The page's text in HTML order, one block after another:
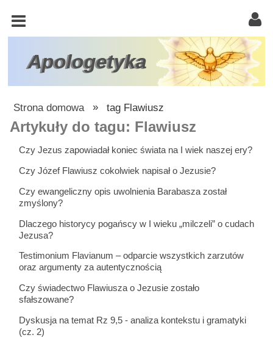
Apologetyka
KOŚCIÓŁ
KATOLICKI
TRÓJCA
ŚWIĘTA
ATEIZM
ŚWIADKOWIE
JEHOWY
W
OBRONIE
WIARY
Strona domowa » tag Flawiusz
Artykuły do tagu: Flawiusz
Czy Jezus zapowiadał koniec świata na I wiek naszej ery?
Czy Józef Flawiusz cokolwiek napisał o Jezusie?
Czy ewangeliczny opis uwolnienia Barabasza został
zmyślony?
Dlaczego historycy pogańscy w I wieku „milczeli” o cudach
Jezusa?
Testimonium Flavianum – odparcie wszystkich zarzutów
oraz argumenty za autentycznością
Czy świadectwo Flawiusza o Jezusie zostało
sfałszowane?
Dyskusja na temat Rz 9,5 - analiza kontekstu i gramatyki
(cz. 2)